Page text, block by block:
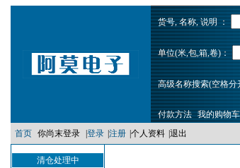
货号, 名称, 说明 ：
单位(米,包,箱,卷)：
高级名称搜索(空格分
付款方法 我的购物车
首页 你尚末登录 登录 注册 个人资料 退出
清仓处理中